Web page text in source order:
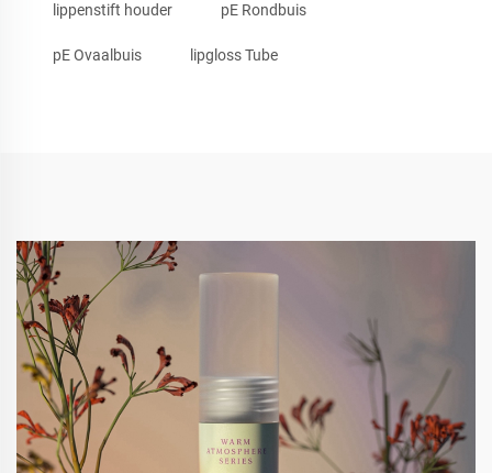
lippenstift houder pE Rondbuis
pE Ovaalbuis lipgloss Tube